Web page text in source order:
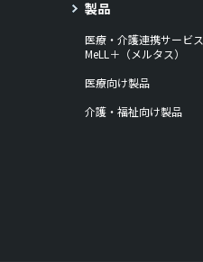
製品
医療・介護連携サービス
MeLL＋（メルタス）
医療向け製品
介護・福祉向け製品